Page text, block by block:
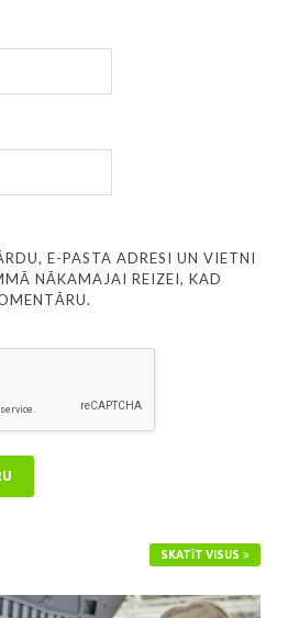
E-PASTA ADRESI UN VIETNI
NĀKAMAJAI REIZEI, KAD
SKATĪT VISUS